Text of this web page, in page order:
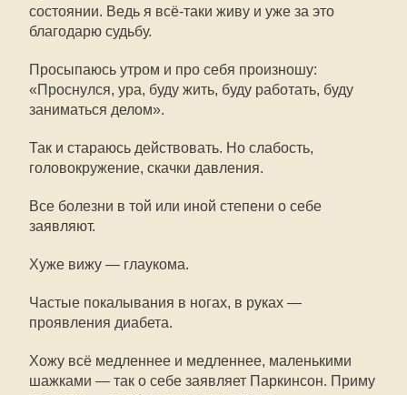
состоянии. Ведь я всё-таки живу и уже за это
благодарю судьбу.
Просыпаюсь утром и про себя произношу:
«Проснулся, ура, буду жить, буду работать, буду
заниматься делом».
Так и стараюсь действовать. Но слабость,
головокружение, скачки давления.
Все болезни в той или иной степени о себе
заявляют.
Хуже вижу — глаукома.
Частые покалывания в ногах, в руках —
проявления диабета.
Хожу всё медленнее и медленнее, маленькими
шажками — так о себе заявляет Паркинсон. Приму